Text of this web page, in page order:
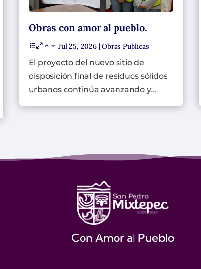
Obras con amor al pueblo.
Jul 25, 2026| Obras Publicas
El proyecto del nuevo sitio de
disposición final de residuos sólidos
urbanos continúa avanzando y...
Con Amor al Pueblo